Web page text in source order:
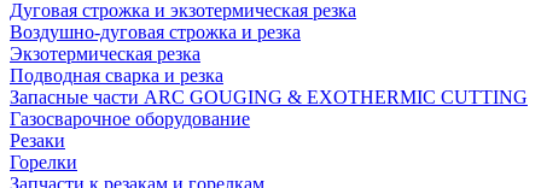
Дуговая строжка и экзотермическая резка
Воздушно-дуговая строжка и резка
Экзотермическая резка
Подводная сварка и резка
Запасные части ARC GOUGING & EXOTHERMIC CUTTING
Газосварочное оборудование
Резаки
Горелки
Запчасти к резакам и горелкам